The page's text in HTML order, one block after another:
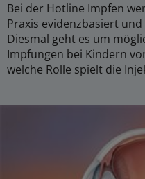
Bei der Hotline Impfen
Praxis evidenzbasiert
Diesmal geht es um
Impfungen bei Kindern
welche Rolle spielt die